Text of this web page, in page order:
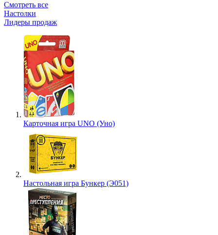
Смотреть все
Настолки
Лидеры продаж
Карточная игра UNO (Уно)
Настольная игра Бункер (Э051)